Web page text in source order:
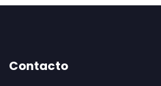
Contacto